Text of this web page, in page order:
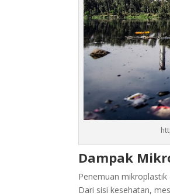
Dampak
Penemuan
Dari sisi kesehatan,